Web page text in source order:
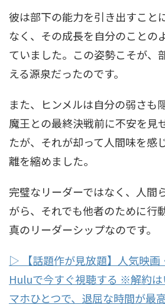
彼は部下の能力を引き出すこと
なく、その成長を自分のことの
ていました。この姿勢こそが、
える源泉だったのです。
また、ヒンメルは自分の弱さも
魔王との最終決戦前に不安を見
たが、それが却って人間味を感
離を縮めました。
完璧なリーダーではなく、人間
がら、それでも他者のために行
真のリーダーシップなのです。
▷ 【話題作が見放題】人気映画
Huluで今すぐ視聴する ※解約は
マホひとつで、退屈な時間が最